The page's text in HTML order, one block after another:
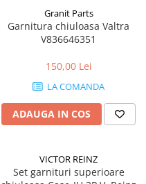
Granit Parts
Garnitura chiuloasa Valtra
V836646351
150,00 Lei
LA COMANDA
ADAUGA IN COS
VICTOR REINZ
Set garnituri superioare